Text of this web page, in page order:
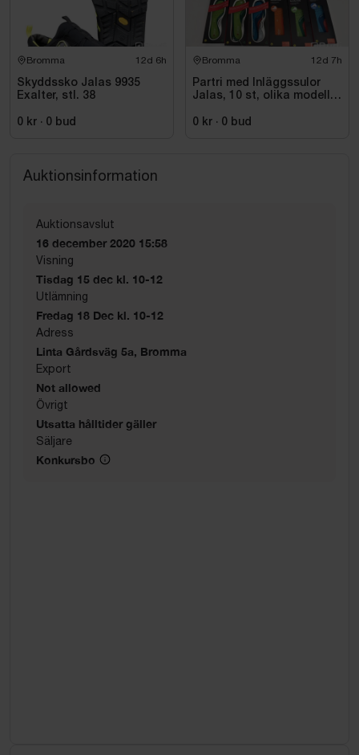
Bromma 12d 6h
Skyddssko Jalas 9935
Exalter, stl. 38
0 kr · 0 bud
Bromma 12d 7h
Partri med Inläggssulor
Jalas, 10 st, olika modeller
0 kr · 0 bud
Auktionsinformation
Auktionsavslut
16 december 2020 15:58
Visning
Tisdag 15 dec kl. 10-12
Utlämning
Fredag 18 Dec kl. 10-12
Adress
Linta Gårdsväg 5a, Bromma
Export
Not allowed
Övrigt
Utsatta hålltider gäller
Säljare
Konkursbo